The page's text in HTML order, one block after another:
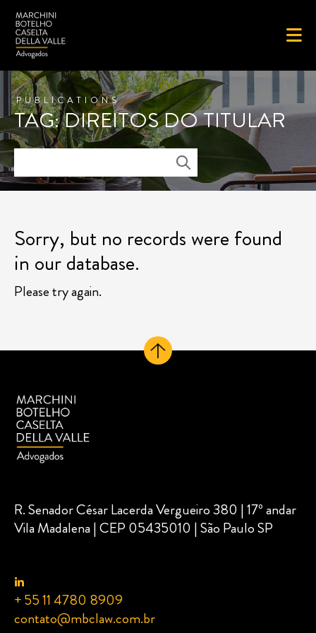
PUBLICATIONS
TAG: DIREITOS DO TITULAR
Sorry, but no records were found
in our database.
Please try again.
R. Senador César Lacerda Vergueiro 380 | 17º andar
Vila Madalena | CEP 05435010 | São Paulo SP
+ 55 11 4780 8909
contato@mbclaw.com.br